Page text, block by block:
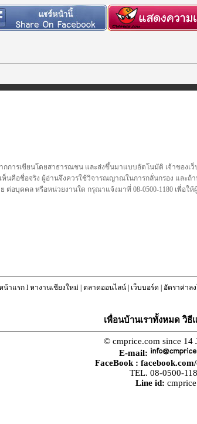
การเขียนโดยสาธารณชน และส่งขึ้นมาแบบอัตโนมัติ เจ้าของเ
ห็นคือชื่อจริง ผู้อ่านจึงควรใช้วิจารณญาณในการกลั่นกรอง และ
ย ต่อบุคคล หรือหน่วยงานใด กรุณาแจ้งมาที่ 08-0500-1180 เพื่
น้าแรกl หางานเชียงใหม่ | ตลาดออนไลน์| เว็บบอร์ด | อัตราค่าล
เพื่อนบ้านเราทั้งหมด วิธี
© cmprice.com since 14
E-mail:
FaceBook :
TEL. 08-0500-
Line id: cmprice